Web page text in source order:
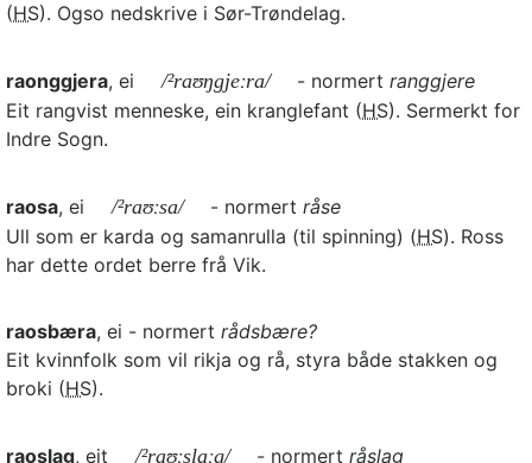
(HS). Ogso nedskrive i Sør-Trøndelag.
raonggjera, ei /²raʊŋgjeːra/ - normertranggjere
Eit rangvist menneske, ein kranglefant (HS). Sermerkt for
Indre Sogn.
raosa, ei /²raʊːsa/ - normertråse
Ull som er karda og samanrulla (til spinning) (HS). Ross
har dette ordet berre frå Vik.
raosbæra, ei - normert rådsbære?
Eit kvinnfolk som vil rikja og rå, styra både stakken og
broki (HS).
raoslag, eit /²raʊːslaːg/ - normertråslag